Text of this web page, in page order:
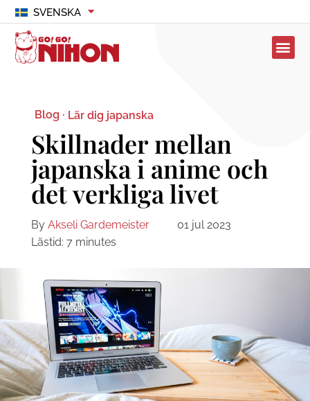
SVENSKA
Blog · Lär dig japanska
Skillnader mellan
japanska i anime och
det verkliga livet
By Akseli Gardemeister
01 jul 2023
Lästid: 7 minutes